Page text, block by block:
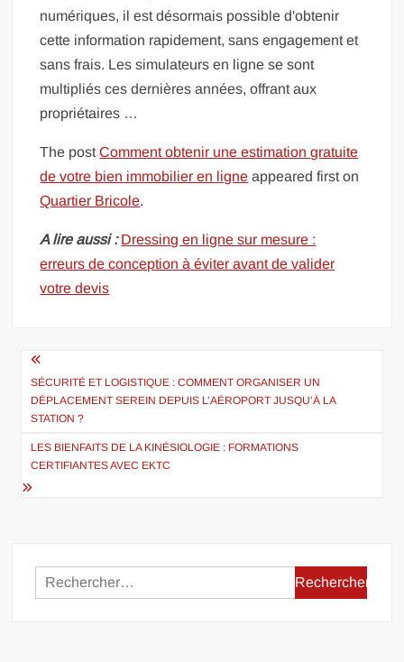
numériques, il est désormais possible d'obtenir
cette information rapidement, sans engagement et
sans frais. Les simulateurs en ligne se sont
multipliés ces dernières années, offrant aux
propriétaires …
The postComment obtenir une estimation gratuite
de votre bien immobilier en ligne appeared first on
Quartier Bricole.
A lire aussi : Dressing en ligne sur mesure :
erreurs de conception à éviter avant de valider
votre devis
Navigation
de
l’article
SÉCURITÉ ET LOGISTIQUE : COMMENT ORGANISER UN
DÉPLACEMENT SEREIN DEPUIS L’AÉROPORT JUSQU’À LA
STATION ?
LES BIENFAITS DE LA KINÉSIOLOGIE : FORMATIONS
CERTIFIANTES AVEC EKTC
Rechercher :